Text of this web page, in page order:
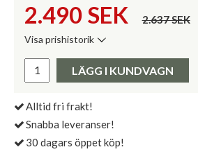
2.490 SEK 2.637 SEK
Visa prishistorik
Pris:
LÄGG I KUNDVAGN
Alltid fri frakt!
Snabba leveranser!
30 dagars öppet köp!